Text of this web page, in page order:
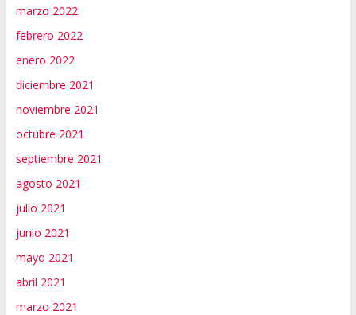
marzo 2022
febrero 2022
enero 2022
diciembre 2021
noviembre 2021
octubre 2021
septiembre 2021
agosto 2021
julio 2021
junio 2021
mayo 2021
abril 2021
marzo 2021